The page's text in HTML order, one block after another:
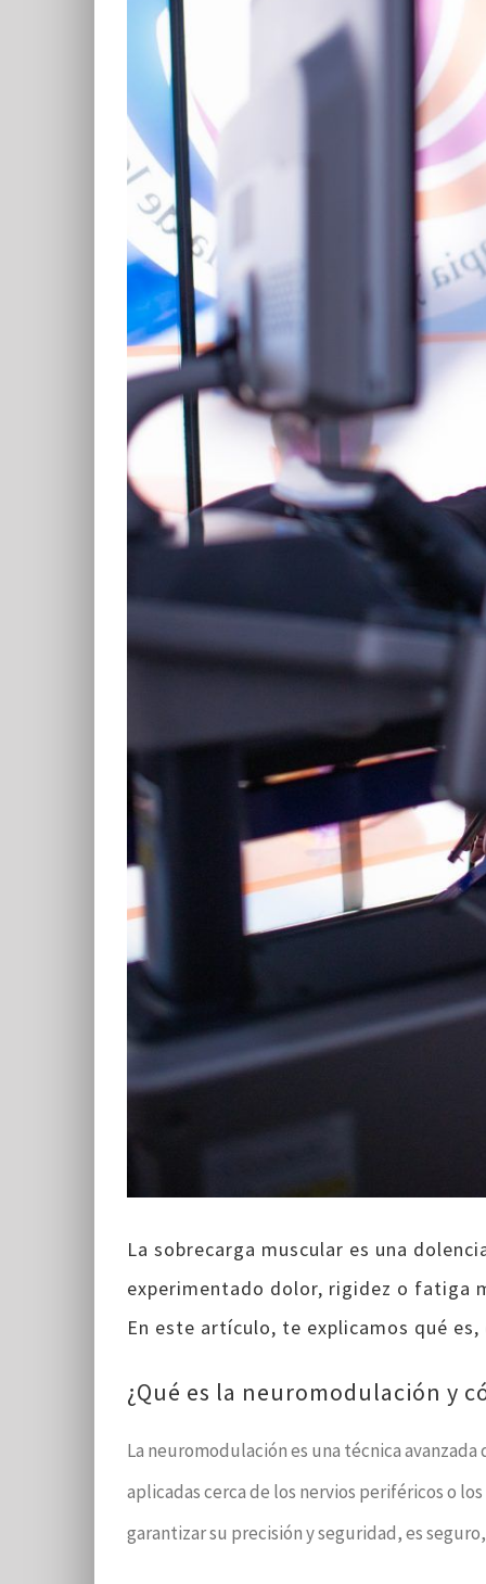
La sobrecarga muscular es una
experimentado dolor, rigidez o fatiga
En este artículo, te explicamos qué
¿Qué es la neuromodulación y
La neuromodulación es una técnica
aplicadas cerca de los nervios periféricos o
garantizar su precisión y seguridad, es